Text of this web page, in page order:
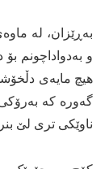
و بەدواداچونم
هیچ مایەی
گەورە کە بەرۆکی
ناوێکی تری لێ